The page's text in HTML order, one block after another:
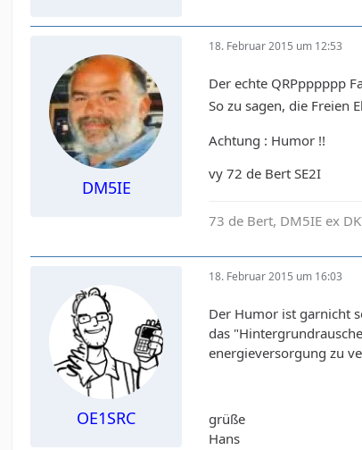
DM5IE
18. Februar 2015 um 12:53
Der echte QRPpppppp
So zu sagen, die Freien
Achtung : Humor !!
vy 72 de Bert SE2I
73 de Bert, DM5IE ex
OE1SRC
18. Februar 2015 um 16:03
Der Humor ist garnicht
das
energieversorgung zu
grüße
Hans